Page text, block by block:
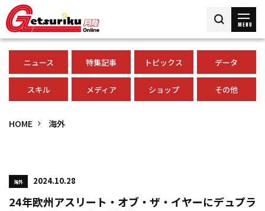
MENU
ニュース 特集記事 トピックス データ
スキル メディア ショップ その他
HOME 海外
海外 2024.10.28
24年欧州アスリート・オブ・ザ・イヤーにデュプラ